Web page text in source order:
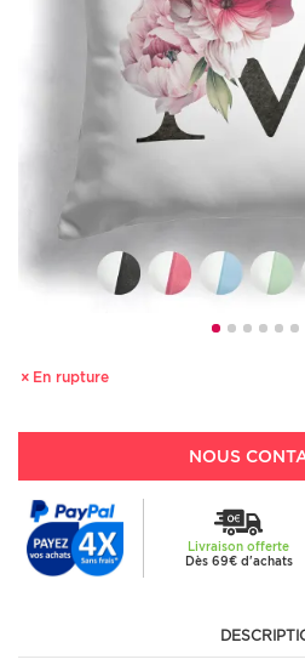
En rupture
NOUS
Livraison offerte
Dès 69€ d'achats